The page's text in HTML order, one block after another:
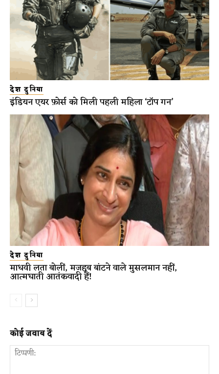
देश दुनिया
इंडियन एयर फ़ोर्स को मिली पहली महिला ‘टॉप गन’
देश दुनिया
माधवी लता बोलीं, मजहब बांटने वाले मुसलमान नहीं,
आत्मघाती आतंकवादी हैं!
कोई जवाब दें